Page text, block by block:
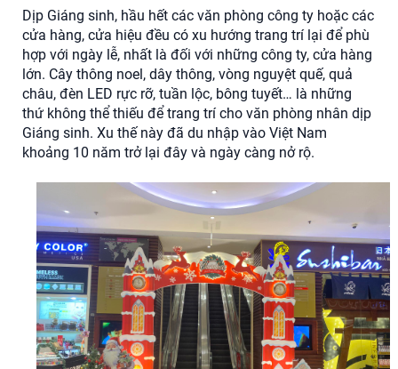
Dịp Giáng sinh, hầu hết các văn phòng công ty hoặc các
cửa hàng, cửa hiệu đều có xu hướng trang trí lại để phù
hợp với ngày lễ, nhất là đối với những công ty, cửa hàng
lớn. Cây thông noel, dây thông, vòng nguyệt quế, quả
châu, đèn LED rực rỡ, tuần lộc, bông tuyết… là những
thứ không thể thiếu để trang trí cho văn phòng nhân dịp
Giáng sinh. Xu thế này đã du nhập vào Việt Nam
khoảng 10 năm trở lại đây và ngày càng nở rộ.